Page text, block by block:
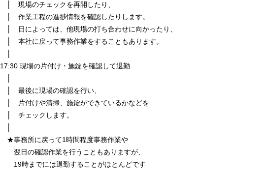
│ 現場のチェックを再開したり、
│ 作業工程の進捗情報を確認したりします。
│ 日によっては、他現場の打ち合わせに向かったり、
│ 本社に戻って事務作業をすることもあります。
17:30 現場の片付け・施錠を確認して退勤
│ 最後に現場の確認を行い、
│ 片付けや清掃、施錠ができているかなどを
│ チェックします。
★事務所に戻って1時間程度事務作業や
翌日の確認作業を行うこともありますが、
19時までには退勤することがほとんどです